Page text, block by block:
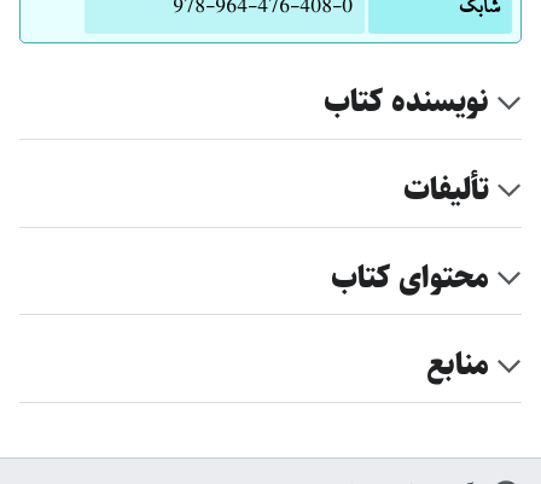
شابک
978-964-476-408-0
نویسنده کتاب
تألیفات
محتوای کتاب
منابع